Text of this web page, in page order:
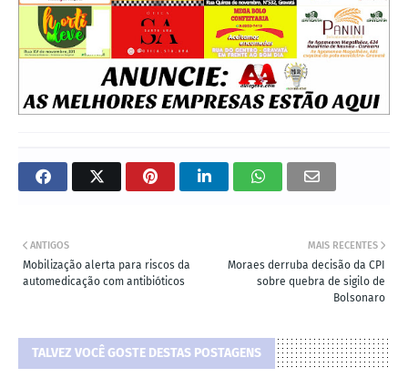
MAIS RECENTES
Moraes derruba decisão da CPI
sobre quebra de sigilo de
Bolsonaro
ANTIGOS
Mobilização alerta para riscos da
automedicação com antibióticos
TALVEZ VOCÊ GOSTE DESTAS POSTAGENS